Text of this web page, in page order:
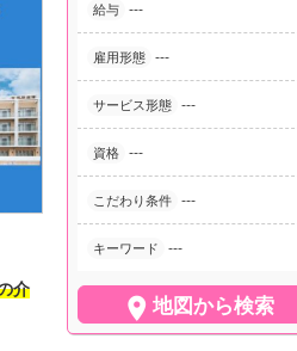
給与 ---
雇用形態 ---
サービス形態 ---
資格 ---
こだわり条件 ---
キーワード ---
 地図から検索
介